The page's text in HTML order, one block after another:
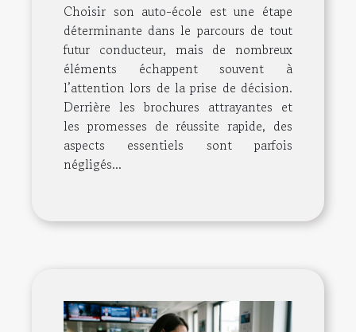
Choisir son auto-école est une étape
déterminante dans le parcours de tout
futur conducteur, mais de nombreux
éléments échappent souvent à
l’attention lors de la prise de décision.
Derrière les brochures attrayantes et
les promesses de réussite rapide, des
aspects essentiels sont parfois
négligés...